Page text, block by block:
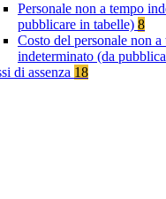
Personale non a tempo
pubblicare in tabelle) 8
Costo del personale non a
indeterminato (da
di assenza 18